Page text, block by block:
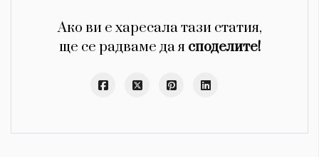
Ако ви е харесала тази статия,
ще се радваме да я споделите!